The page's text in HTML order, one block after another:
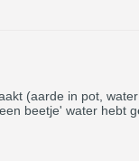
(aarde in pot,
beetje' water hebt